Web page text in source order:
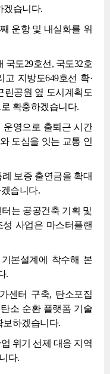
겠습니다.
운항 및 내실화를 위
국도29호선, 국도32호
지방도649호선 확·
린공원 옆 도시계획도
확충하겠습니다.
운영으로 출퇴근 시간
도심을 잇는 교통 인
보증 출연금을 확대
습니다.
는 공공건축 기획 및
사업은 마스터플랜
본설계에 착수해 본
.
센터 구축, 탄소포집
소 순환 플랫폼 기술
보하겠습니다.
위기 선제 대응 지역
다.